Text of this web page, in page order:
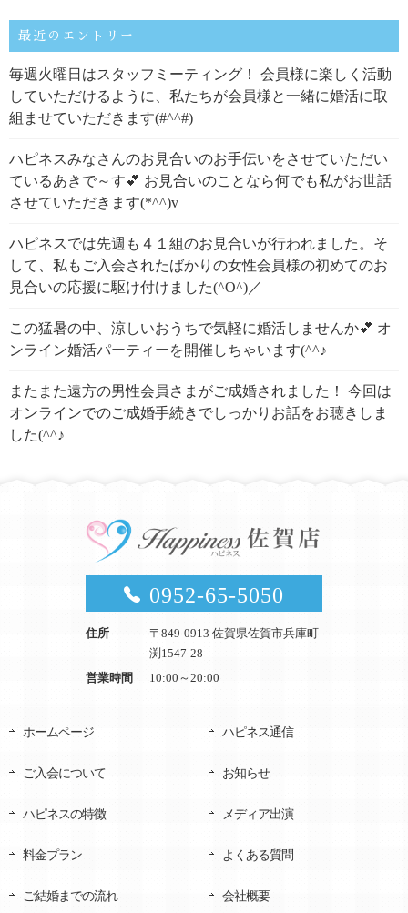
最近のエントリー
毎週火曜日はスタッフミーティング！ 会員様に楽しく活動
していただけるように、私たちが会員様と一緒に婚活に取
組ませていただきます(#^^#)
ハピネスみなさんのお見合いのお手伝いをさせていただい
ているあきで～す💕 お見合いのことなら何でも私がお世話
させていただきます(*^^)v
ハピネスでは先週も４１組のお見合いが行われました。そ
して、私もご入会されたばかりの女性会員様の初めてのお
見合いの応援に駆け付けました(^O^)／
この猛暑の中、涼しいおうちで気軽に婚活しませんか💕 オ
ンライン婚活パーティーを開催しちゃいます(^^♪
またまた遠方の男性会員さまがご成婚されました！ 今回は
オンラインでのご成婚手続きでしっかりお話をお聴きしま
した(^^♪
0952-65-5050
住所
〒849-0913 佐賀県佐賀市兵庫町
渕1547-28
営業時間
10:00～20:00
ホームページ
ご入会について
ハピネスの特徴
料金プラン
ご結婚までの流れ
ハピネス通信
お知らせ
メディア出演
よくある質問
会社概要